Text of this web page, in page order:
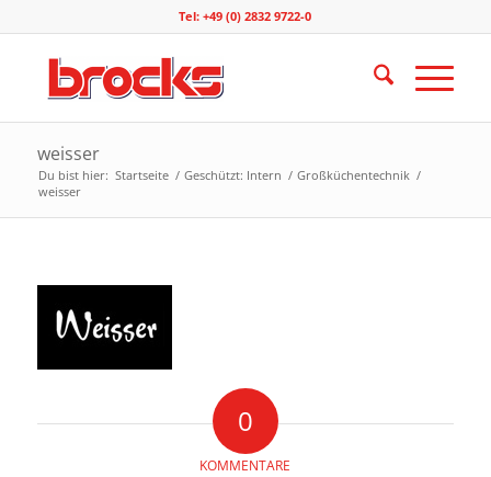
Tel: +49 (0) 2832 9722-0
weisser
Du bist hier: Startseite / Geschützt: Intern / Großküchentechnik /
weisser
0
KOMMENTARE